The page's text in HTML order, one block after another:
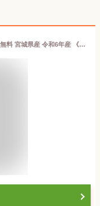
《SALE★10%OFF》 つや姫 米 5kg 送料無料 宮城県産 令和6年産 《5kg》 白米 お米 5kg 米5kg 米5キロ 宮城県 つやひめ 国内産米 精米 単一原料米 検査米 ブランド米 産地直送